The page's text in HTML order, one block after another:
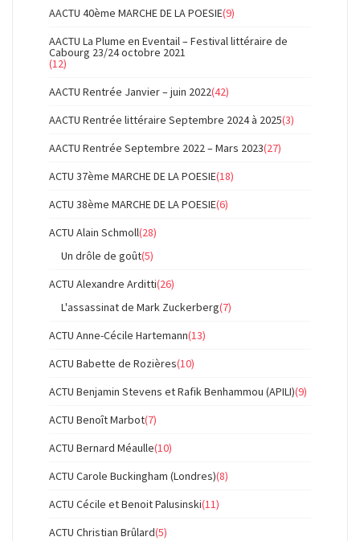
AACTU 40ème MARCHE DE LA POESIE(9)
AACTU La Plume en Eventail – Festival littéraire de
Cabourg 23/24 octobre 2021
(12)
AACTU Rentrée Janvier – juin 2022(42)
AACTU Rentrée littéraire Septembre 2024 à 2025(3)
AACTU Rentrée Septembre 2022 – Mars 2023(27)
ACTU 37ème MARCHE DE LA POESIE(18)
ACTU 38ème MARCHE DE LA POESIE(6)
ACTU Alain Schmoll(28)
Un drôle de goût(5)
ACTU Alexandre Arditti(26)
L'assassinat de Mark Zuckerberg(7)
ACTU Anne-Cécile Hartemann(13)
ACTU Babette de Rozières(10)
ACTU Benjamin Stevens et Rafik Benhammou (APILI)(9)
ACTU Benoît Marbot(7)
ACTU Bernard Méaulle(10)
ACTU Carole Buckingham (Londres)(8)
ACTU Cécile et Benoit Palusinski(11)
ACTU Christian Brûlard(5)